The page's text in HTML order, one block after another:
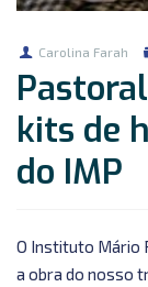
Carolina Farah
kits de
do IMP
O Instituto Mário
a obra do nosso